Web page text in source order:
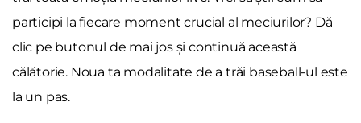
participi la fiecare moment crucial al meciurilor? Dă
clic pe butonul de mai jos și continuă această
călătorie. Noua ta modalitate de a trăi baseball-ul este
la un pas.